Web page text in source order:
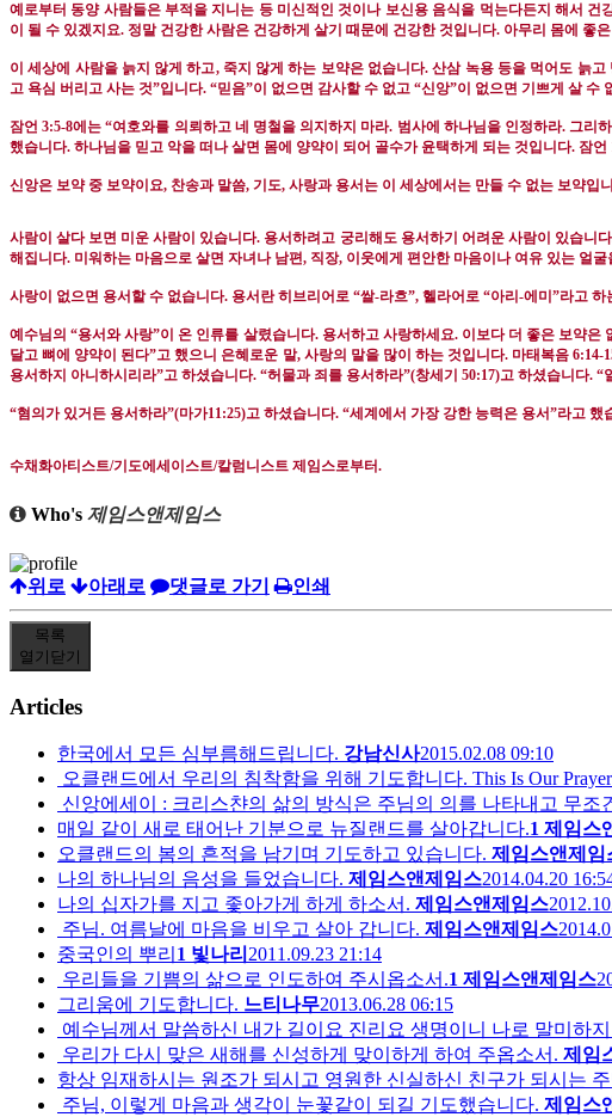
예로부터 동양 사람들은 부적을 지니는 등 미신적인 것이나 보신용 음식을 먹는다든지 해서 건
이 될 수 있겠지요. 정말 건강한 사람은 건강하게 살기 때문에 건강한 것입니다. 아무리 몸에 좋
이 세상에 사람을 늙지 않게 하고, 죽지 않게 하는 보약은 없습니다.산삼 녹용 등을 먹어도 늙고
고 욕심 버리고 사는 것”입니다. “믿음”이 없으면 감사할 수 없고 “신앙”이 없으면 기쁘게 살 수
잠언 3:5-8에는 “여호와를 의뢰하고 네 명철을 의지하지 마라. 범사에 하나님을 인정하라.그리
했습니다. 하나님을 믿고 악을 떠나 살면 몸에 양약이 되어 골수가 윤택하게 되는 것입니다. 잠언
신앙은 보약 중 보약이요, 찬송과 말씀, 기도, 사랑과 용서는 이 세상에서는 만들 수 없는 보약입
사람이 살다 보면 미운 사람이 있습니다.용서하려고 궁리해도 용서하기 어려운 사람이 있습니다
해집니다. 미워하는 마음으로 살면 자녀나 남편, 직장, 이웃에게 편안한 마음이나 여유 있는 얼
사랑이 없으면 용서할 수 없습니다. 용서란 히브리어로 “쌀-라흐”, 헬라어로 “아리 -에미 ”라고 하
예수님의“용서와 사랑”이 온 인류를 살렸습니다. 용서하고 사랑하세요. 이보다 더 좋은 보약은
달고 뼈에 양약이 된다”고 했으니 은혜로운 말, 사랑의 말을 많이 하는 것입니다. 마태복음 6:14-
용서하지 아니하시리라”고 하셨습니다. “허물과 죄를 용서하라”(창세기 50:17)고 하셨습니다. “
“혐의가 있거든 용서하라”(마가11:25)고 하셨습니다. “세계에서 가장 강한 능력은 용서”라고 했
수채화아티스트/기도에세이스트/칼럼니스트 제임스로부터.
Who's 제임스앤제임스
위로 아래로 댓글로 가기 인쇄
목록
열기 닫기
Articles
한국에서 모든 심부름해드립니다. 강남신사2015.02.08 09:10
오클랜드에서 우리의 침착함을 위해 기도합니다. This Is Our Prayer
신앙에세이 : 크리스챤의 삶의 방식은 주님의 의를 나타내고 무조
매일 같이 새로 태어난 기분으로 뉴질랜드를 살아갑니다.1 제임스
오클랜드의 봄의 흔적을 남기며 기도하고 있습니다. 제임스앤제임
나의 하나님의 음성을 들었습니다. 제임스앤제임스2014.04.20
나의 십자가를 지고 좇아가게 하게 하소서. 제임스앤제임스
주님. 여름날에 마음을 비우고 살아 갑니다. 제임스앤제임스
중국인의 뿌리 1 빛나리 2011.09.23 21:14
우리들을 기쁨의 삶으로 인도하여 주시옵소서.1 제임스앤제임스
그리움에 기도합니다. 느티나무2013.06.28 06:15
예수님께서 말씀하신 내가 길이요 진리요 생명이니 나로 말미하
우리가 다시 맞은 새해를 신성하게 맞이하게 하여 주옵소서. 제임
항상 임재하시는 원조가 되시고 영원한 신실하신 친구가 되시는
주님, 이렇게 마음과 생각이 눈꽃같이 되길 기도했습니다. 제임스